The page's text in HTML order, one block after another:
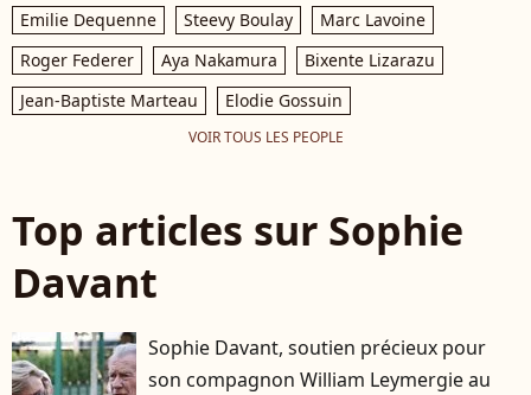
Emilie Dequenne Steevy Boulay
Marc Lavoine
Roger Federer
Aya Nakamura
Bixente Lizarazu
Jean-Baptiste Marteau
Elodie Gossuin
VOIR TOUS LES PEOPLE
Top articles sur Sophie
Davant
Sophie Davant, soutien précieux pour
son compagnon William Leymergie au